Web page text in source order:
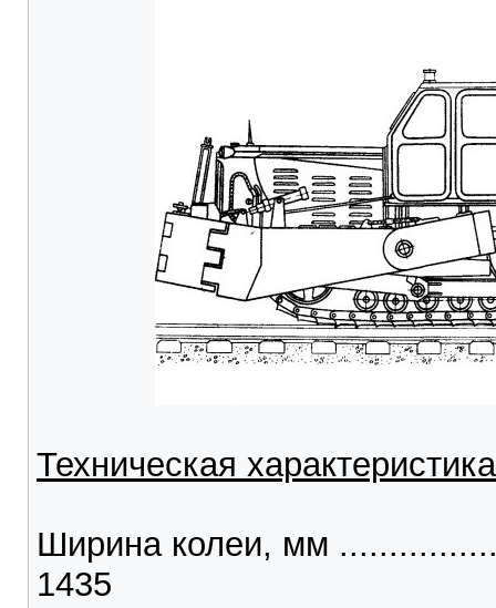
Техническая характеристика
Ширина колеи, мм
1435